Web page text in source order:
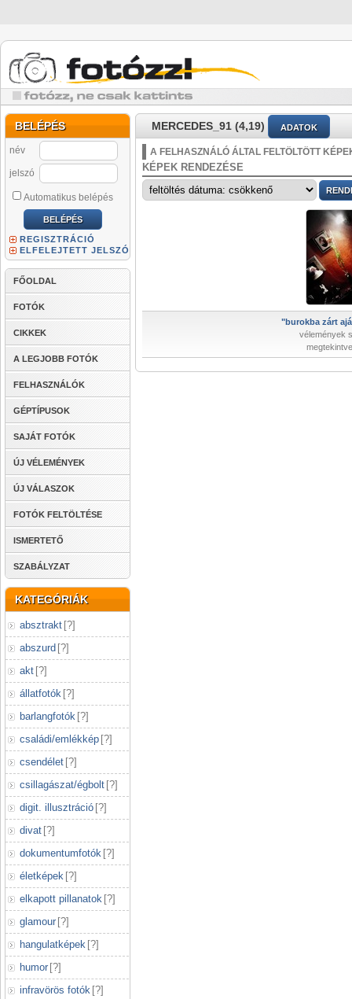
BELÉPÉS
név
jelszó
Automatikus belépés
REGISZTRÁCIÓ
ELFELEJTETT JELSZÓ
FŐOLDAL
FOTÓK
CIKKEK
A LEGJOBB FOTÓK
FELHASZNÁLÓK
GÉPTÍPUSOK
SAJÁT FOTÓK
ÚJ VÉLEMÉNYEK
ÚJ VÁLASZOK
FOTÓK FELTÖLTÉSE
ISMERTETŐ
SZABÁLYZAT
KATEGÓRIÁK
absztrakt [?]
abszurd [?]
akt [?]
állatfotók [?]
barlangfotók [?]
családi/emlékkép [?]
csendélet [?]
csillagászat/égbolt [?]
digit. illusztráció [?]
divat [?]
dokumentumfotók [?]
életképek [?]
elkapott pillanatok [?]
glamour [?]
hangulatképek [?]
humor [?]
infravörös fotók [?]
MERCEDES_91 (4,19) ADATOK
A FELHASZNÁLÓ ÁLTAL FELTÖLTÖTT
KÉPEK RENDEZÉSE
"burokba zárt
vélemények